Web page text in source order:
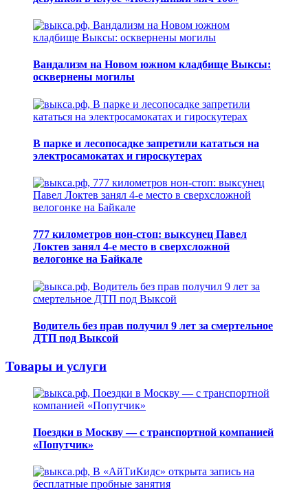
Вандализм на Новом южном кладбище Выксы:
осквернены могилы
В парке и лесопосадке запретили кататься на
электросамокатах и гироскутерах
777 километров нон-стоп: выксунец Павел
Локтев занял 4-е место в сверхсложной
велогонке на Байкале
Водитель без прав получил 9 лет за смертельное
ДТП под Выксой
Товары и услуги
Поездки в Москву — с транспортной компанией
«Попутчик»